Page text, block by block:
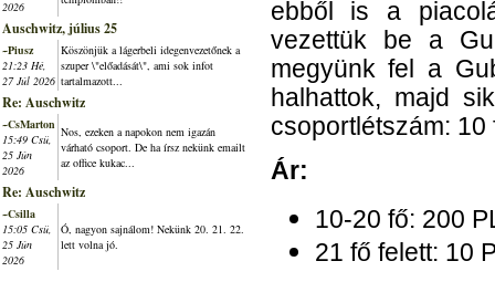
2026
Auschwitz, július 25
~Piusz
21:23 Hé,
27 Júl 2026
Köszönjük a lágerbeli idegenvezetőnek a
szuper \"előadását\", ami sok infot
tartalmazott...
Re: Auschwitz
~CsMarton
15:49 Csü,
25 Jún
2026
Nos, ezeken a napokon nem igazán
várható csoport. De ha írsz nekünk emailt
az office kukac...
Re: Auschwitz
~Csilla
15:05 Csü,
25 Jún
2026
Ó, nagyon sajnálom! Nekünk 20. 21. 22.
lett volna jó.
ebből is a
vezettük be a
megyünk fel a
halhattok, majd
csoportlétszám: 10
Ár:
10-20 fő: 200
21 fő felett: 10